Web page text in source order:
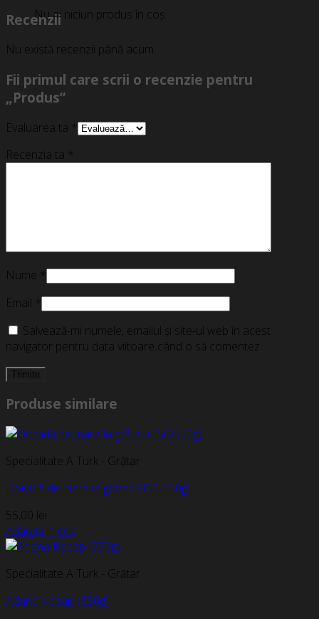
Nu ai niciun produs în coș.
Recenzii
Nu există recenzii până acum.
Fii primul care scrii o recenzie pentru
„Produs”
Evaluarea ta *
Recenzia ta *
Nume *
Email *
Salvează-mi numele, emailul și site-ul web în acest
navigator pentru data viitoare când o să comentez.
Produse similare
Specialitate A Turk - Grătar
Doradă de mare la grătar (450-550g)
55,00 lei
Adaugă în coș
Specialitate A Turk - Grătar
Adana Kebap (350g)